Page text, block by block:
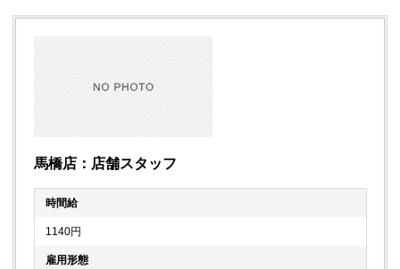
馬橋店：店舗スタッフ
時間給
1140円
雇用形態